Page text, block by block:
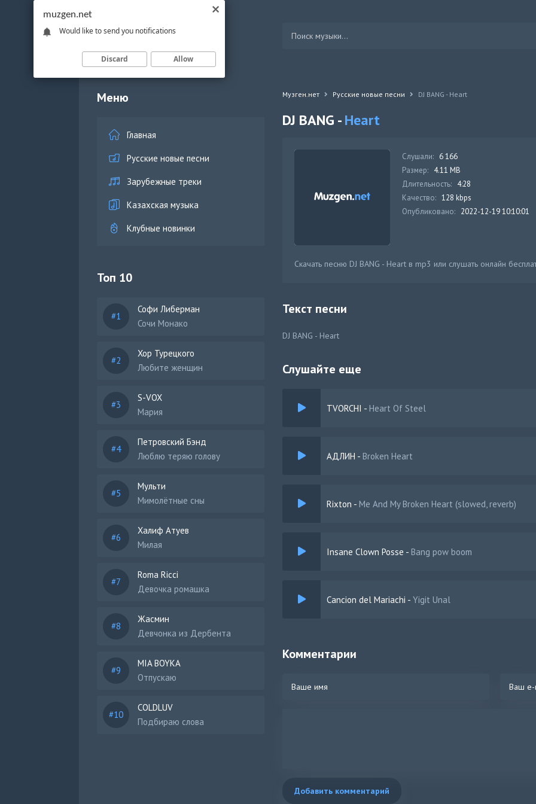
Меню
Главная
Русские новые песни
Зарубежные треки
Казахская музыка
Клубные новинки
Топ 10
Софи Либерман
Сочи Монако
Хор Турецкого
Любите женщин
S-VOX
Мария
Петровский Бэнд
Люблю теряю голову
Мульти
Мимолётные сны
Халиф Атуев
Милая
Roma Ricci
Девочка ромашка
Жасмин
Девчонка из Дербента
MIA BOYKA
Отпускаю
COLDLUV
Подбираю слова
Музген.нет Русские новые песни DJ BANG - Heart
DJ BANG -Heart
Слушали: 6 166
Размер: 4.11 MB
Длительность: 4:28
Качество: 128 kbps
Опубликовано: 2022-12-19 10:10:01
Скачать песню DJ BANG - Heart в mp3 или слушать онлайн
Текст песни
DJ BANG - Heart
Слушайте еще
TVORCHI - Heart Of Steel
АДЛИН - Broken Heart
Rixton - Me And My Broken Heart (slowed, reverb)
Insane Clown Posse - Bang pow boom
Cancion del Mariachi - Yigit Unal
Комментарии
Добавить комментарий
muzgen.net
Would like to send you notifications
Discard Allow